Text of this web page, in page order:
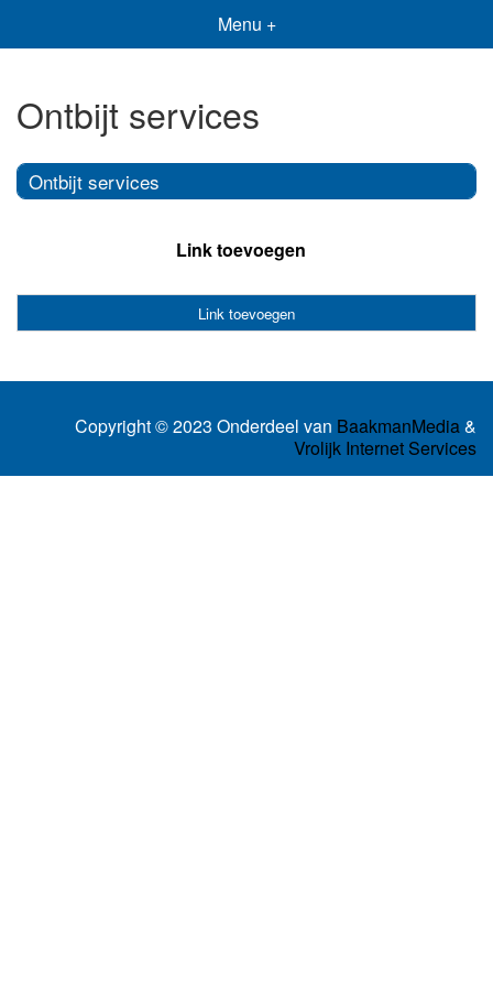
Menu +
Ontbijt services
Ontbijt services
Link toevoegen
Link toevoegen
Copyright © 2023 Onderdeel van BaakmanMedia&
Vrolijk Internet Services